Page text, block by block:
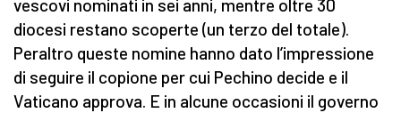
vescovi nominati in sei anni, mentre oltre 30
diocesi restano scoperte (un terzo del totale).
Peraltro queste nomine hanno dato l’impressione
di seguire il copione per cui Pechino decide e il
Vaticano approva. E in alcune occasioni il governo